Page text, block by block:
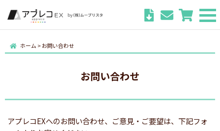
ホーム >お問い合わせ
お問い合わせ
アプレコEXへのお問い合わせ、ご意見・ご要望は、下記フォ